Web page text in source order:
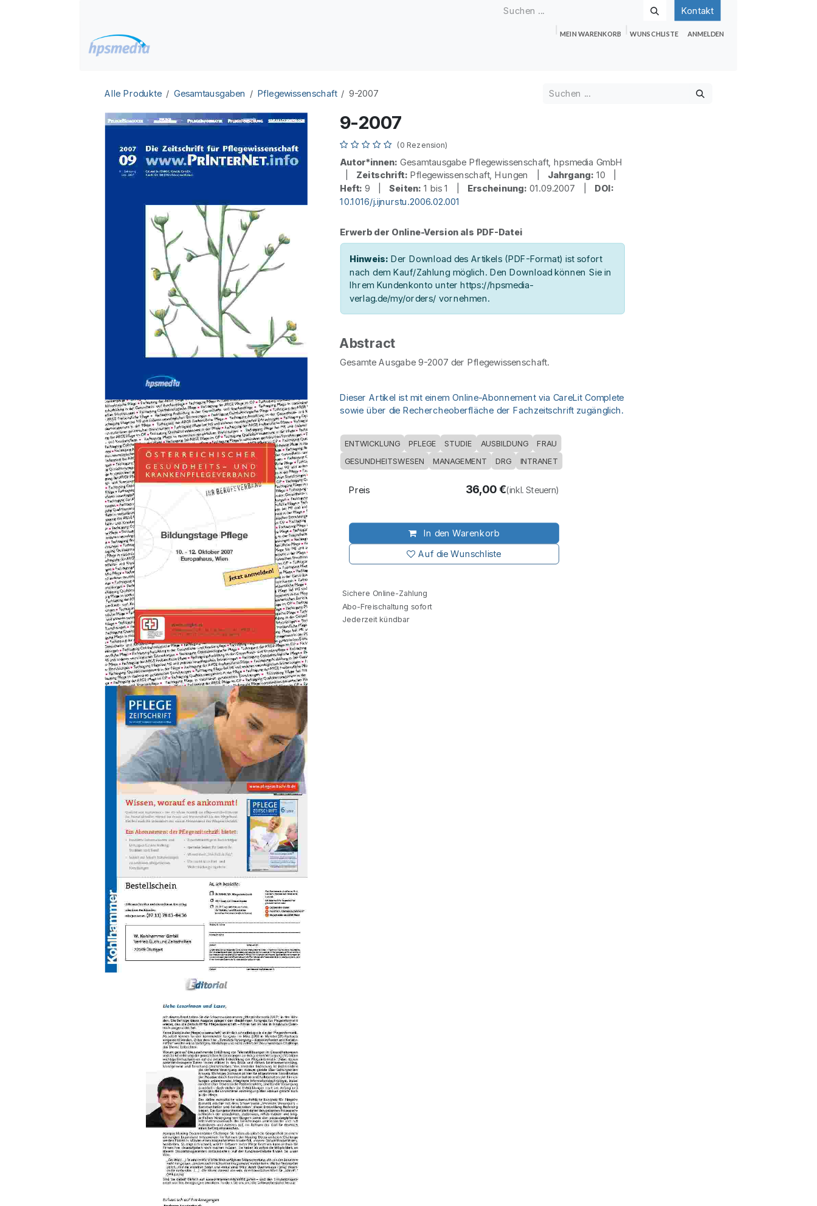
Kontakt
MEIN WARENKORB WUNSCHLISTE ANMELDEN
Alle Produkte Gesamtausgaben Pflegewissenschaft 9-2007
9-2007
(0 Rezension)
Autor*innen: Gesamtausgabe Pflegewissenschaft, hpsmedia GmbH
Zeitschrift: Pflegewissenschaft, Hungen | Jahrgang: 10 |
Heft: 9 |Seiten: 1 bis 1 | Erscheinung: 01.09.2007 | DOI:
10.1016/j.ijnurstu.2006.02.001
Erwerb der Online-Version als PDF-Datei
Hinweis: Der Download des Artikels (PDF-Format) ist sofort
nach dem Kauf/Zahlung möglich. Den Download können Sie in
Ihrem Kundenkonto unter https://hpsmedia-
verlag.de/my/orders/ vornehmen.
Abstract
Gesamte Ausgabe 9-2007 der Pflegewissenschaft.
Dieser Artikel ist mit einem Online-Abonnement via CareLit Complete
sowie über die Rechercheoberfläche der Fachzeitschrift zugänglich.
ENTWICKLUNG PFLEGE STUDIE AUSBILDUNG FRAU
GESUNDHEITSWESEN MANAGEMENT DRG INTRANET
In den Warenkorb
Auf die Wunschliste
Preis 36,00€(inkl. Steuern)
Sichere Online-Zahlung
Abo-Freischaltung sofort
Jederzeit kündbar